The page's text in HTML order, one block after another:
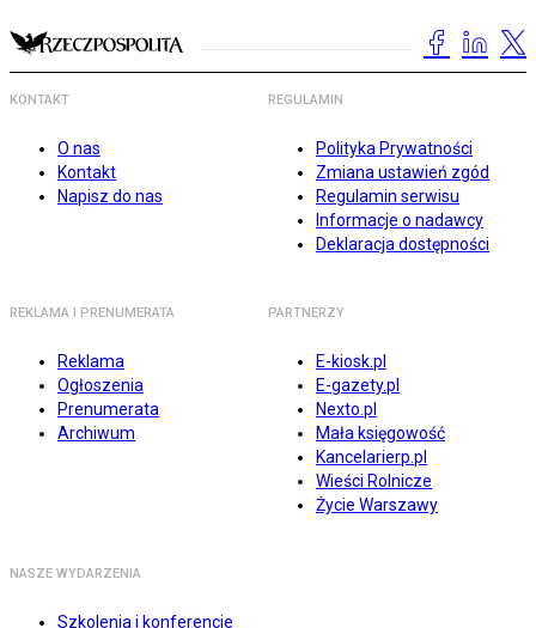
KONTAKT
O nas
Kontakt
Napisz do nas
REGULAMIN
Polityka Prywatności
Zmiana ustawień zgód
Regulamin serwisu
Informacje o nadawcy
Deklaracja dostępności
REKLAMA I PRENUMERATA
Reklama
Ogłoszenia
Prenumerata
Archiwum
PARTNERZY
E-kiosk.pl
E-gazety.pl
Nexto.pl
Mała księgowość
Kancelarierp.pl
Wieści Rolnicze
Życie Warszawy
NASZE WYDARZENIA
Szkolenia i konferencje